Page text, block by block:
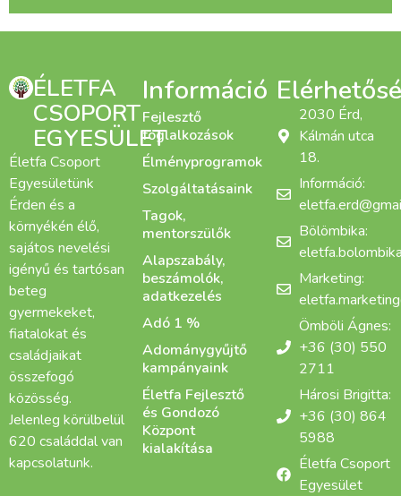
ÉLETFA
CSOPORT
EGYESÜLET
Életfa Csoport
Egyesületünk
Érden és a
környékén élő,
sajátos nevelési
igényű és tartósan
beteg
gyermekeket,
fiatalokat és
családjaikat
összefogó
közösség.
Jelenleg körülbelül
620 családdal van
kapcsolatunk.
Információ
Fejlesztő
foglalkozások
Élményprogramok
Szolgáltatásaink
Tagok,
mentorszülők
Alapszabály,
beszámolók,
adatkezelés
Adó 1 %
Adománygyűjtő
kampányaink
Életfa Fejlesztő
és Gondozó
Központ
kialakítása
2030 Érd,
Kálmán utca
18.
Információ:
Bölömbika:
Marketing:
Ömböli Ágnes:
+36 (30) 550
2711
Hárosi Brigitta:
+36 (30) 864
5988
Életfa Csoport
Egyesület